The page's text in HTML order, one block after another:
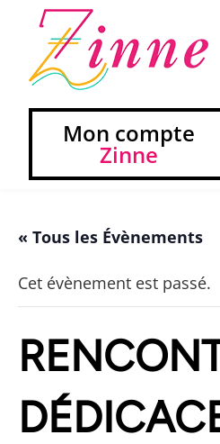
Mon compte
Zinne
« Tous les Évènements
Cet évènement est passé.